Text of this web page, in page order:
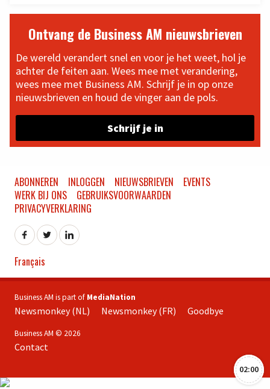
Ontvang de Business AM nieuwsbrieven
De wereld verandert snel en voor je het weet, hol je
achter de feiten aan. Wees mee met verandering,
wees mee met Business AM. Schrijf je in op onze
nieuwsbrieven en houd de vinger aan de pols.
Schrijf je in
02:00
ABONNEREN INLOGGEN NIEUWSBRIEVEN
EVENTS
WERK BIJ ONS
GEBRUIKSVOORWAARDEN
PRIVACYVERKLARING
Français
Business AM is part of MediaNation
Newsmonkey (NL) Newsmonkey (FR) Goodbye
Business AM © 2026
Contact